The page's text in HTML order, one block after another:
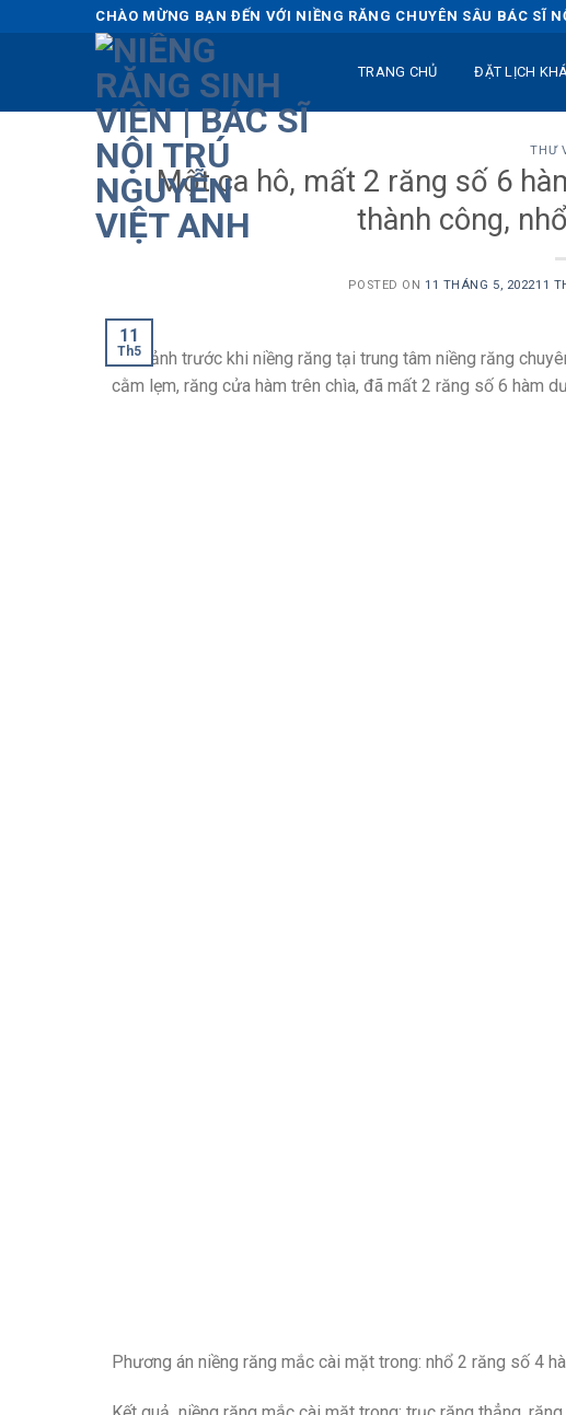
to
CHÀO MỪNG BẠN ĐẾN VỚI NIỀNG RĂNG CHUYÊN SÂU BÁC SĨ
TRANG CHỦ ĐẶT LỊCH
THƯ
Một ca hô, mất 2 răng số 6
thành công,
POSTED ON 11 THÁNG 5, 202211
11
Th5
Hình ảnh trước khi niềng răng tại trung tâm niềng răng
cằm lẹm, răng cửa hàm trên chìa, đã mất 2 răng số 6 hàm
Phương án niềng răng mắc cài mặt trong: nhổ 2 răng số 4